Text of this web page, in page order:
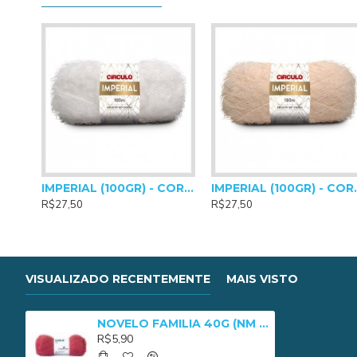
Agulhas Para Crochê: 3,5mm
IMPERIAL (100GR) - COR 0010
R$27,50
R$27,50
VISUALIZADO RECENTEMENTE MAIS VISTO
NOVELO FAMILIA 40G (NM 3/8) - 4357
R$5,90